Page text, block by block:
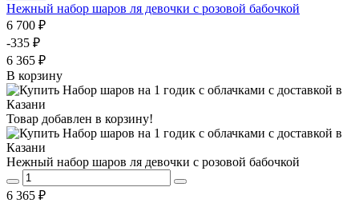
Нежный набор шаров ля девочки с розовой бабочкой
6 700 ₽
-335 ₽
6 365 ₽
В корзину
Товар добавлен в корзину!
Нежный набор шаров ля девочки с розовой бабочкой
6 365 ₽